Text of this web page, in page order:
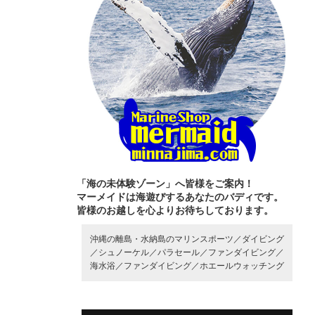
「海の未体験ゾーン」へ皆様をご案内！
マーメイドは海遊びするあなたのバディです。
皆様のお越しを心よりお待ちしております。
沖縄の離島・水納島のマリンスポーツ／ ダイビング
／ シュノーケル／ パラセール／ ファンダイビング／
海水浴／ ファンダイビング／ ホエールウォッチング